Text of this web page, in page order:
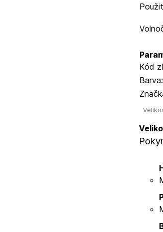
Kód
Barva: